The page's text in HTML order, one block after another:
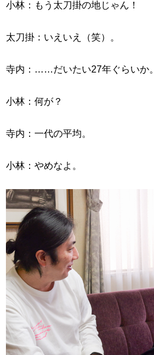
小林：もう太刀掛の地じゃん！
太刀掛：いえいえ（笑）。
寺内：……だいたい27年ぐらいか。
小林：何が？
寺内：一代の平均。
小林：やめなよ。